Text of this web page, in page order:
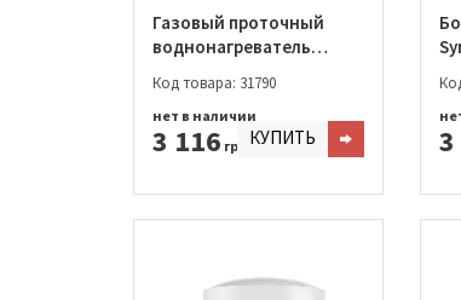
Газовый проточный
воднонагреватель
Glass La Spezia
Код товара: 31790
3 116 грн.
нет в наличии
КУПИТЬ 3